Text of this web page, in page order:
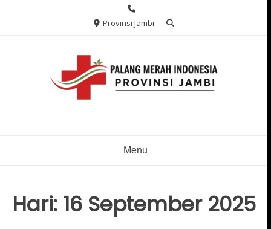
Provinsi Jambi
Menu
Hari: 16 September 2025